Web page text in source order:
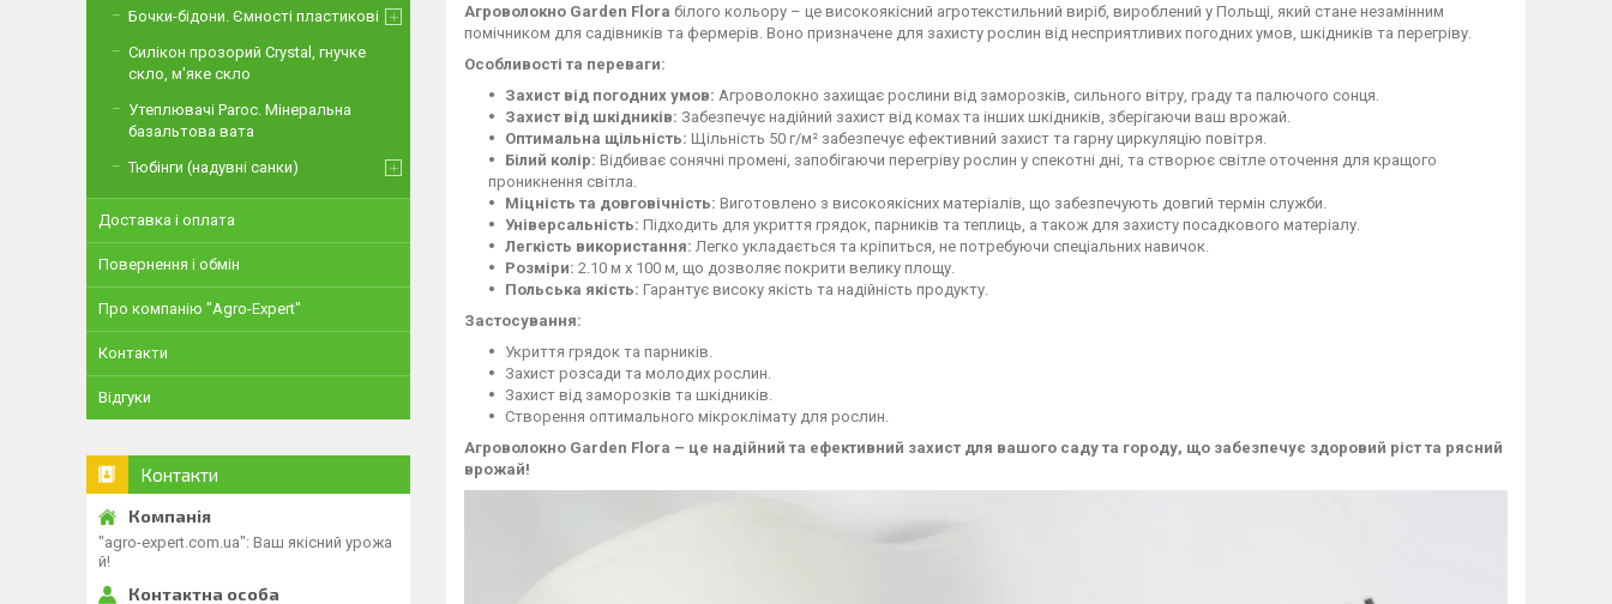
Агроволокно Garden Flora білого кольору – це високоякісний агротекстильний виріб, вироблений у Польщі, який стане незамінним
помічником для садівників та фермерів. Воно призначене для захисту рослин від несприятливих погодних умов, шкідників та перегріву.
Особливості та переваги:
Захист від погодних умов: Агроволокно захищає рослини від заморозків, сильного вітру, граду та палючого сонця.
Захист від шкідників: Забезпечує надійний захист від комах та інших шкідників, зберігаючи ваш врожай.
Оптимальна щільність: Щільність 50 г/м² забезпечує ефективний захист та гарну циркуляцію повітря.
Білий колір: Відбиває сонячні промені, запобігаючи перегріву рослин у спекотні дні, та створює світле оточення для кращого
проникнення світла.
Міцність та довговічність: Виготовлено з високоякісних матеріалів, що забезпечують довгий термін служби.
Універсальність: Підходить для укриття грядок, парників та теплиць, а також для захисту посадкового матеріалу.
Легкість використання: Легко укладається та кріпиться, не потребуючи спеціальних навичок.
Розміри: 2.10 м х 100 м, що дозволяє покрити велику площу.
Польська якість: Гарантує високу якість та надійність продукту.
Застосування:
Укриття грядок та парників.
Захист розсади та молодих рослин.
Захист від заморозків та шкідників.
Створення оптимального мікроклімату для рослин.
Агроволокно Garden Flora – це надійний та ефективний захист для вашого саду та городу, що забезпечує здоровий ріст та рясний
врожай!
Бочки-бідони. Ємності пластикові
Силікон прозорий Crystal, гнучке
скло, м'яке скло
Утеплювачі Paroc. Мінеральна
базальтова вата
Тюбінги (надувні санки)
Доставка і оплата
Повернення і обмін
Про компанію "Agro-Expert"
Контакти
Відгуки
Контакти
"agro-expert.com.ua": Ваш якісний урожа
й!